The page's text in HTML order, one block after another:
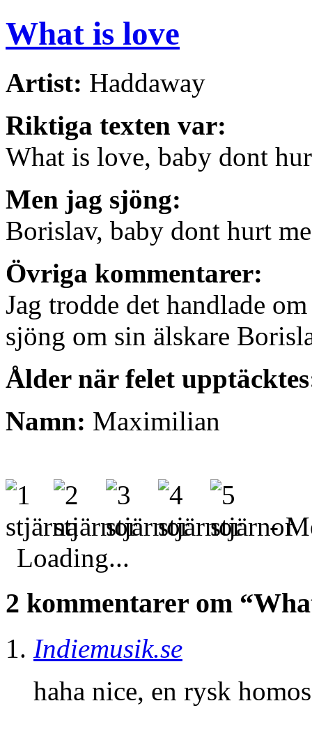
What is love
Artist: Haddaway
Riktiga texten var:
What is love, baby dont
Men jag sjöng:
Borislav, baby dont hurt
Övriga kommentarer:
Jag trodde det handlade
sjöng om sin älskare
Ålder när felet
Namn: Maximilian
-
Loading...
2 kommentarer om
Indiemusik.se
haha nice, en rysk